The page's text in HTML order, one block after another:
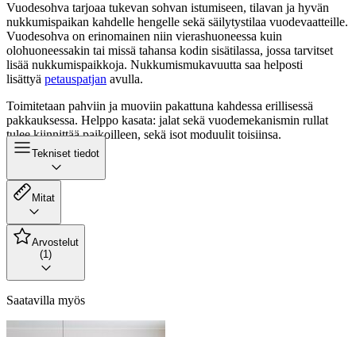
Vuodesohva tarjoaa tukevan sohvan istumiseen, tilavan ja hyvän
nukkumispaikan kahdelle hengelle sekä säilytystilaa vuodevaatteille.
Vuodesohva on erinomainen niin vierashuoneessa kuin
olohuoneessakin tai missä tahansa kodin sisätilassa, jossa tarvitset
lisää nukkumispaikkoja. Nukkumismukavuutta saa helposti
lisättyä petauspatjan avulla.
Toimitetaan pahviin ja muoviin pakattuna kahdessa erillisessä
pakkauksessa. Helppo kasata: jalat sekä vuodemekanismin rullat
tulee kiinnittää paikoilleen, sekä isot moduulit toisiinsa.
Tekniset tiedot
Mitat
Arvostelut
(1)
Saatavilla myös